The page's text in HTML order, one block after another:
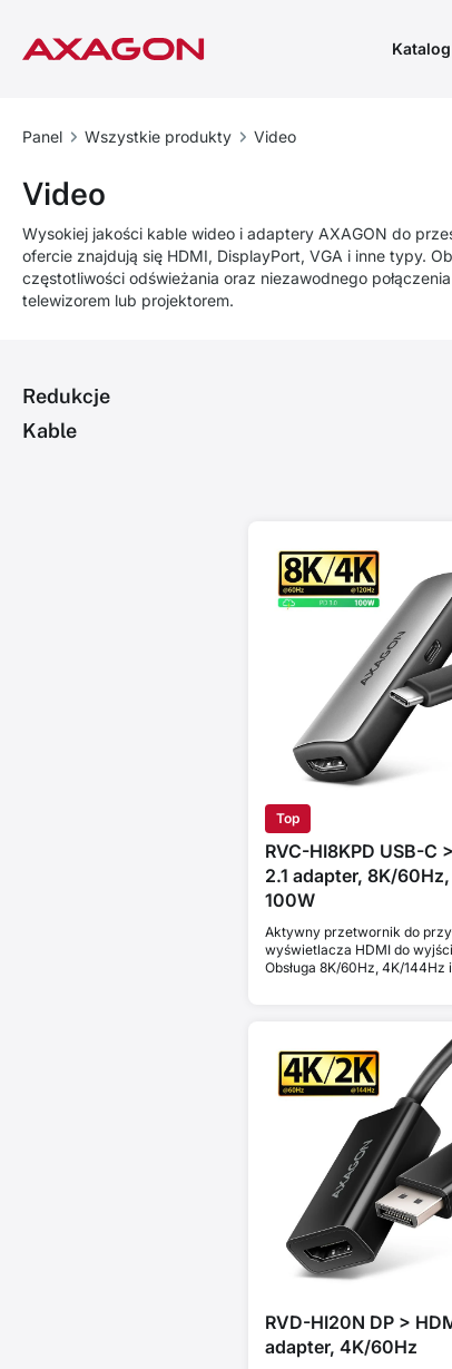
Panel Wszystkie produkty Video
Video
Wysokiej jakości kable wideo i adaptery AXAGON do
ofercie znajdują się HDMI, DisplayPort, VGA i inne typy.
częstotliwości odświeżania oraz niezawodnego
telewizorem lub projektorem.
Redukcje
Kable
Top
RVC-HI8KPD USB-C
2.1 adapter, 8K/60Hz,
100W
Aktywny przetwornik do
wyświetlacza HDMI do
Obsługa 8K/60Hz, 4K/144Hz
RVD-HI20N DP >
adapter, 4K/60Hz